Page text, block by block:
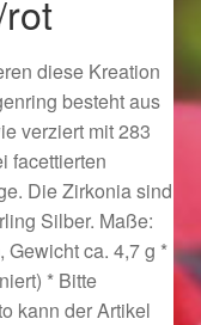
diese Kreation
besteht aus
verziert mit 283
facettierten
Die Zirkonia sind
Silber. Maße:
Gewicht ca. 4,7 g *
* Bitte
kann der Artikel